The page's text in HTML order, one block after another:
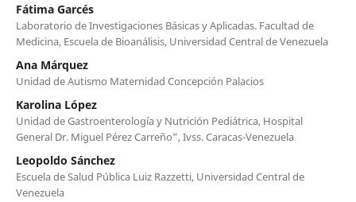
Fátima Garcés
Laboratorio de Investigaciones Básicas y Aplicadas. Facultad de
Medicina, Escuela de Bioanálisis, Universidad Central de Venezuela
Ana Márquez
Unidad de Autismo Maternidad Concepción Palacios
Karolina López
Unidad de Gastroenterología y Nutrición Pediátrica, Hospital
General Dr. Miguel Pérez Carreño”, Ivss. Caracas-Venezuela
Leopoldo Sánchez
Escuela de Salud Pública Luiz Razzetti, Universidad Central de
Venezuela